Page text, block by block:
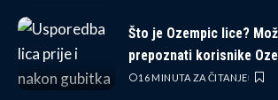
Što je Ozempic lice?
prepoznati korisnike
16 MINUTA ZA ČITANJE